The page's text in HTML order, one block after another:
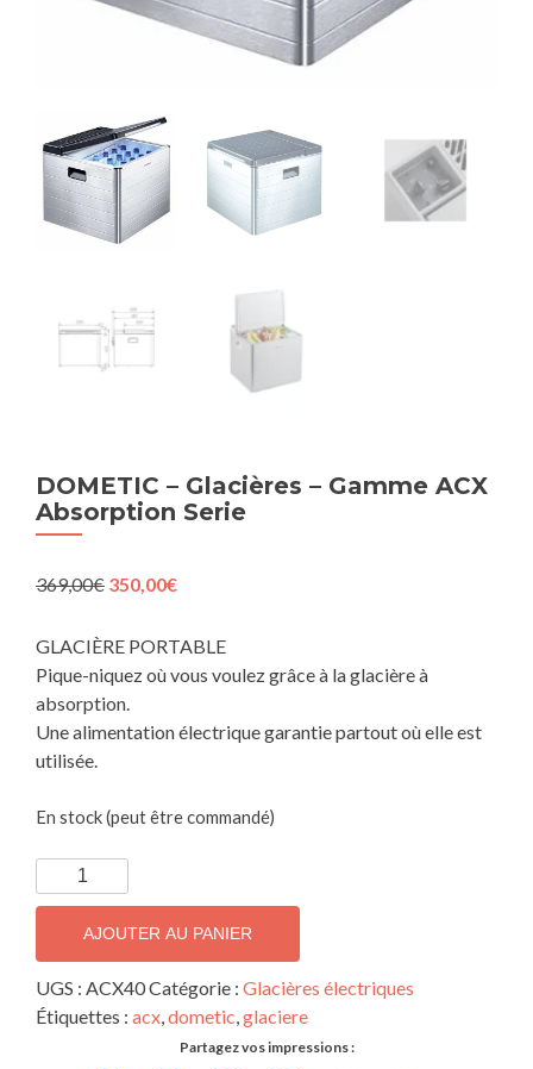
DOMETIC – Glacières – Gamme ACX
Absorption Serie
369,00€ Le
était :
369,00€.
350,00€Le
est :
350,00€.
GLACIÈRE PORTABLE
Pique-niquez où vous voulez grâce à la glacière à
absorption.
Une alimentation électrique garantie partout où elle est
utilisée.
En stock (peut être commandé)
quantité
de
DOMETIC
-
Glacières
-
AJOUTER AU PANIER
UGS : ACX40Catégorie : Glacières électriques
Étiquettes : acx dometic glaciere
Partagez vos impressions :